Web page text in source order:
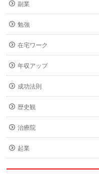
副業
勉強
在宅ワーク
年収アップ
成功法則
歴史観
治療院
起業